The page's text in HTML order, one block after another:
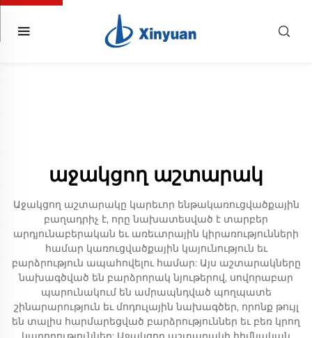
աջակցող աշտարակ
Աջակցող աշտարակը կարեւոր ենթակառուցվածքային
բաղադրիչ է, որը նախատեսված է տարբեր
արդյունաբերական եւ առեւտրային կիրառությունների
համար կառուցվածքային կայունություն եւ
բարձրություն ապահովելու համար: Այս աշտարակները
նախագծված են բարձրորակ նյութերով, սովորաբար
պարունակում են ամրապնդված պողպատե
շինարարություն եւ մոդուլային նախագծեր, որոնք թույլ
են տալիս հարմարեցված բարձրություններ եւ բեռ կրող